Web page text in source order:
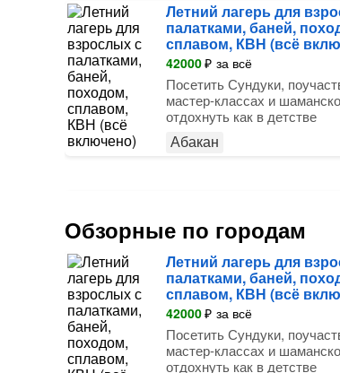
Летний лагерь для
палатками, баней,
сплавом, КВН (всё
42000₽ за всё
Посетить Сундуки,
мастер-классах и
отдохнуть как в детстве
Абакан
Обзорные по городам
Летний лагерь для
палатками, баней,
сплавом, КВН (всё
42000₽ за всё
Посетить Сундуки,
мастер-классах и
отдохнуть как в детстве